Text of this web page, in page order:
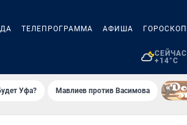
ТЕЛЕПРОГРАММА АФИША ГОРОСКОП
СЕЙЧАС
+14°C
Уфа? Мавлиев против Васимова